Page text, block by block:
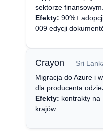
sektorze finansowym.
Efekty: 90%+
009 edycji
Crayon — Sri
Migracja do Azure i
dla producenta
Efekty: kontrakty na
krajów.